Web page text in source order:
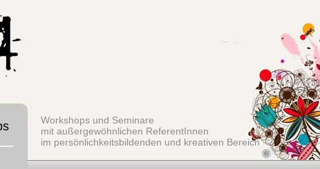
Workshops und Seminare
mit außergewöhnlichen ReferentInnen
im persönlichkeitsbildenden und kreativen Bereich